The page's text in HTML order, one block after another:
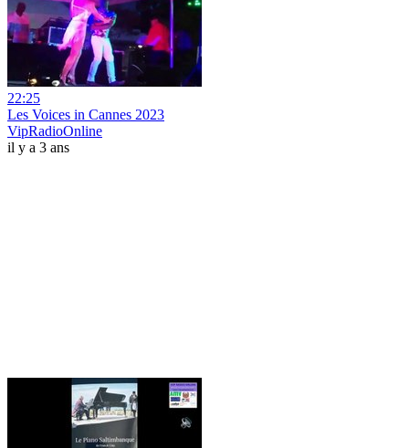
22:25
Les Voices in Cannes 2023
VipRadioOnline
il y a 3 ans